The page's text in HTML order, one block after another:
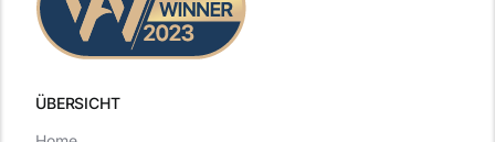
ÜBERSICHT